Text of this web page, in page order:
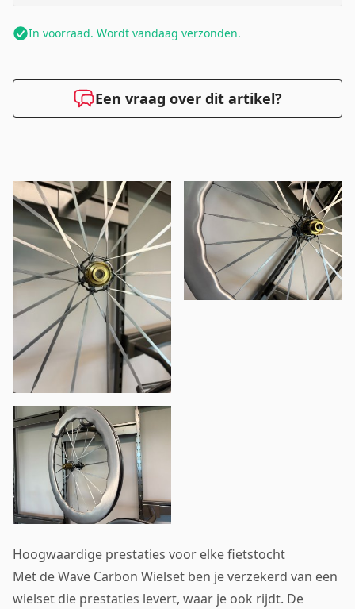
In voorraad. Wordt vandaag verzonden.
Een vraag over dit artikel?
Hoogwaardige prestaties voor elke fietstocht
Met de Wave Carbon Wielset ben je verzekerd van een
wielset die prestaties levert, waar je ook rijdt. De